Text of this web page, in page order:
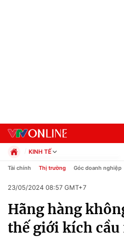
Chuyên mục
Chính trị
KINH TẾ
Chính trị
Pháp luật
Kinh tế
Thể thao
Truyền hình
Tài chính Thị trường Góc doanh nghiệp
23/05/2024 08:57 GMT+7
Hãng hàng
thế giới kích